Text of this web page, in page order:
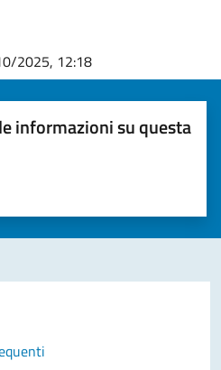
2025, 12:18
informazioni su questa
(da 1 a 5 stelle)
per valutare la chiarezza delle
su 5
su 5